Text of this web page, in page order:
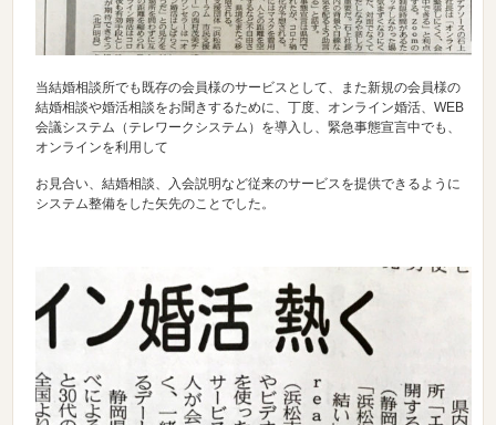
当結婚相談所でも既存の会員様のサービスとして、また新規の会員様の
結婚相談や婚活相談をお聞きするために、丁度、オンライン婚活、WEB
会議システム（テレワークシステム）を導入し、緊急事態宣言中でも、
オンラインを利用して
お見合い、結婚相談、入会説明など従来のサービスを提供できるように
システム整備をした矢先のことでした。